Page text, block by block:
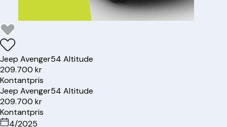
Jeep Avenger54 Altitude
209.700 kr
Kontantpris
Jeep Avenger54 Altitude
209.700 kr
Kontantpris
4/2025